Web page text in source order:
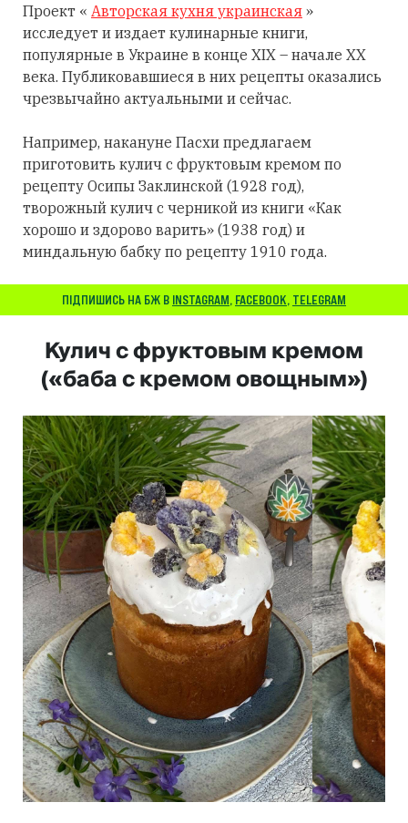
Проект « Авторская кухня украинская »
исследует и издает кулинарные книги,
популярные в Украине в конце XIX – начале XX
века. Публиковавшиеся в них рецепты оказались
чрезвычайно актуальными и сейчас.
Например, накануне Пасхи предлагаем
приготовить кулич с фруктовым кремом по
рецепту Осипы Заклинской (1928 год),
творожный кулич с черникой из книги «Как
хорошо и здорово варить» (1938 год) и
миндальную бабку по рецепту 1910 года.
ПІДПИШИСЬ НА БЖ В INSTAGRAM, FACEBOOK, TELEGRAM
Кулич с фруктовым кремом
(«баба с кремом овощным»)